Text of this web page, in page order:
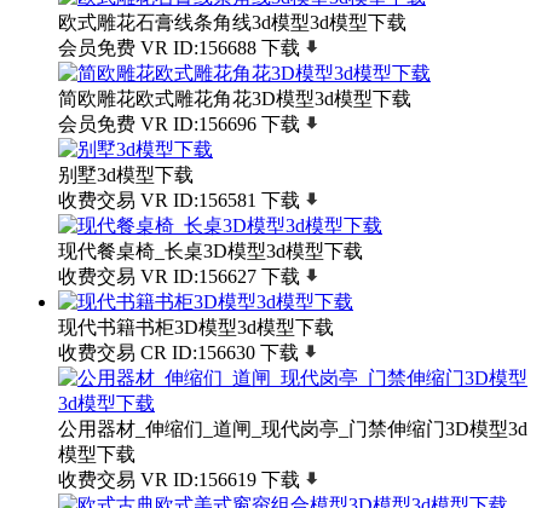
欧式雕花石膏线条角线3d模型3d模型下载
会员免费 VR ID:156688 下载
简欧雕花欧式雕花角花3D模型3d模型下载
会员免费 VR ID:156696 下载
别墅3d模型下载
收费交易 VR ID:156581 下载
现代餐桌椅_长桌3D模型3d模型下载
收费交易 VR ID:156627 下载
现代书籍书柜3D模型3d模型下载
收费交易 CR ID:156630 下载
公用器材_伸缩们_道闸_现代岗亭_门禁伸缩门3D模型3d
模型下载
收费交易 VR ID:156619 下载